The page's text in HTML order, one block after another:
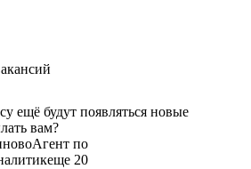
ещё будут появляться новые
вам?
Агент по
еще 20